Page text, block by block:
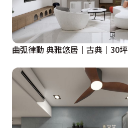
曲弧律動 典雅悠居｜古典｜30坪